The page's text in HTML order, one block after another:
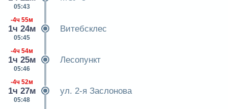
05:43
-4ч 55м
1ч 24м
05:45
Витебсклес
-4ч 54м
1ч 25м
05:46
Лесопункт
-4ч 52м
1ч 27м
05:48
ул. 2-я Заслонова